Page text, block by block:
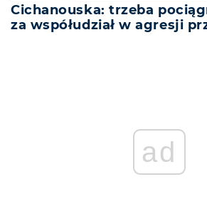
Cichanouska: trzeba
za współudział w agresji